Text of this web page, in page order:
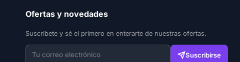
Ofertas y novedades
Suscríbete y sé el primero en enterarte de nuestras ofertas.
Suscribirse